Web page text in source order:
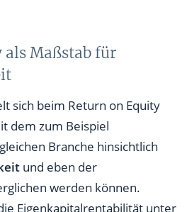
als Maßstab für
sich beim Return on Equity
dem zum Beispiel
Branche hinsichtlich
und eben der
werden können.
Eigenkapitalrentabilität unter